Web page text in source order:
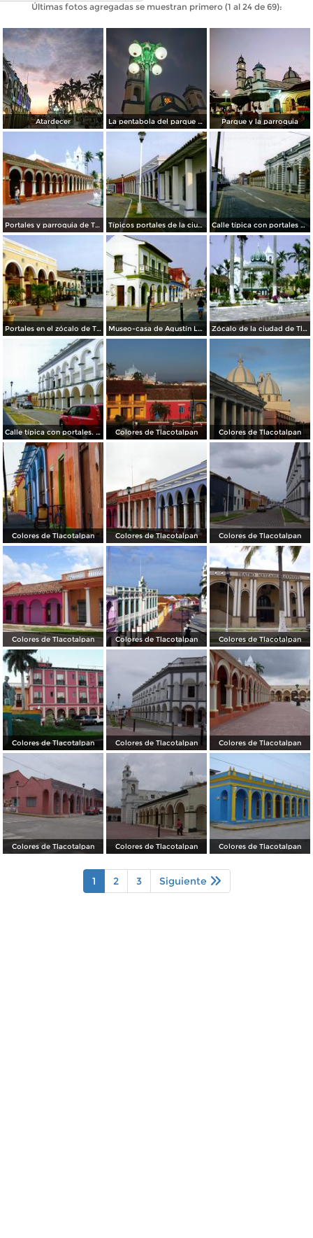
Últimas fotos agregadas se muestran primero (1 al 24 de 69):
Atardecer La pentabola del parque zaragoza tlacotalpan Veracruz Parque y la parroquia
Portales y parroquia de Tlacotalpan, Veracruz Típicos portales de la ciudad patrimonio de la humanidad UNESCO. Tlacotalpan, Veracruz Calle típica con portales en el centro de Tlacotalpan, Veracruz
Portales en el zócalo de Tlacotalpan, Veracruz Museo-casa de Agustín Lara. Tlacotalpan, Veracruz Zócalo de la ciudad de Tlacotalpan, Veracruz
Calle típica con portales. Tlacotalpan, Veracruz Colores de Tlacotalpan Colores de Tlacotalpan
Colores de Tlacotalpan Colores de Tlacotalpan Colores de Tlacotalpan
Colores de Tlacotalpan Colores de Tlacotalpan Colores de Tlacotalpan
Colores de Tlacotalpan Colores de Tlacotalpan Colores de Tlacotalpan
Colores de Tlacotalpan Colores de Tlacotalpan Colores de Tlacotalpan
1 2 3 Siguiente